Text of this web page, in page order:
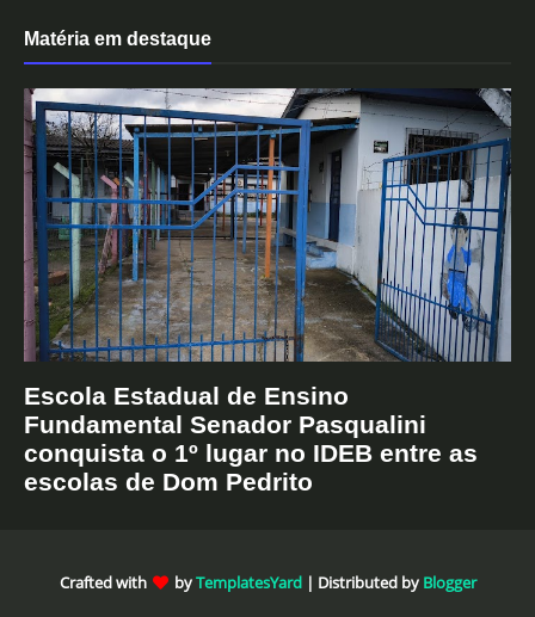
Matéria em destaque
Escola Estadual de Ensino
Fundamental Senador Pasqualini
conquista o 1º lugar no IDEB entre as
escolas de Dom Pedrito
Crafted with byTemplatesYard| Distributed by Blogger